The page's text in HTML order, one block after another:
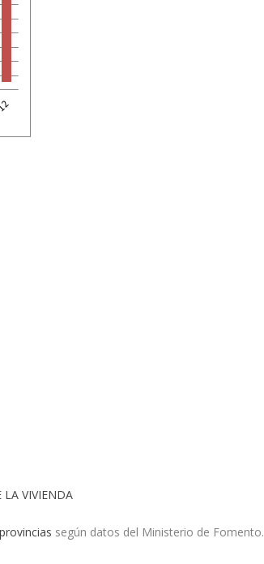
LA VIVIENDA
según datos del Ministerio de Fomento.